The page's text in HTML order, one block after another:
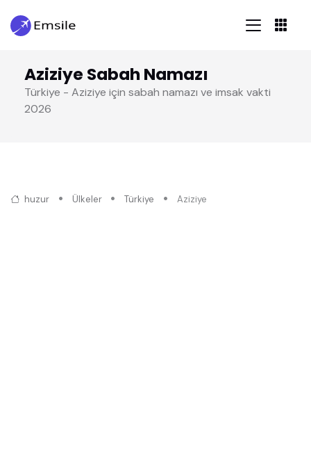
Aziziye Sabah Namazı
Türkiye - Aziziye için sabah namazı ve imsak vakti
2026
huzur Ülkeler Türkiye Aziziye